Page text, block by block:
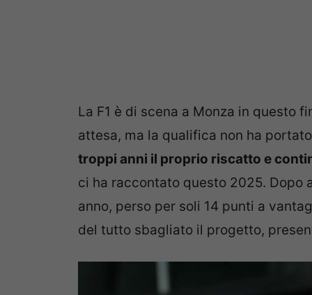
La F1 è di scena a Monza in questo
attesa, ma la qualifica non ha
troppi anni il proprio riscatto e
ci ha raccontato questo 2025.
anno, perso per soli 14 punti a
del tutto sbagliato il progetto,